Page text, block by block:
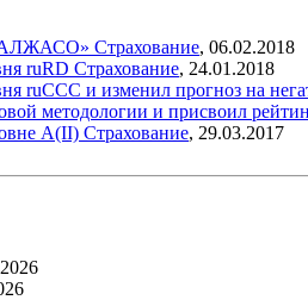
Страхование, 06.02.2018
ruRD Страхование, 24.01.2018
ruССС и изменил прогноз на
методологии и присвоил
А(II) Страхование, 29.03.2017